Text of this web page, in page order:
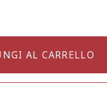
AL CARRELLO